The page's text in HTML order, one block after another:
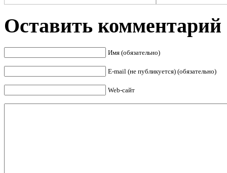
Оставить комментарий
Имя (обязательно)
E-mail (не публикуется) (обязательно)
Web-сайт